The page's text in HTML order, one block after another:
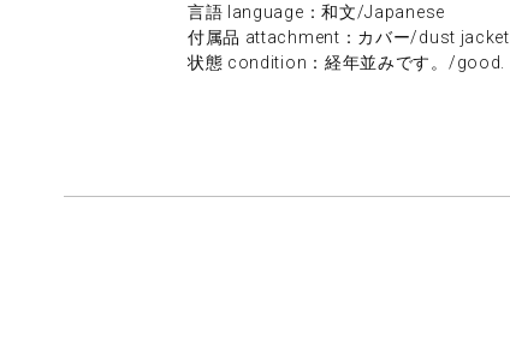
言語 language：和文/Japanese
付属品 attachment：カバー/dust jacket.
状態 condition：経年並みです。/good.